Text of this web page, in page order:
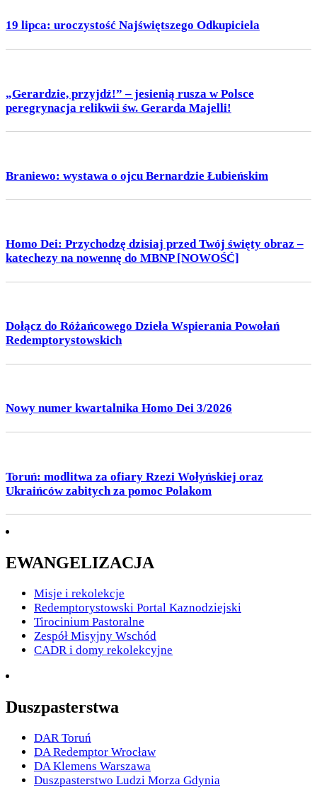
19 lipca: uroczystość Najświętszego Odkupiciela
„Gerardzie, przyjdź!” – jesienią rusza w Polsce
peregrynacja relikwii św. Gerarda Majelli!
Braniewo: wystawa o ojcu Bernardzie Łubieńskim
Homo Dei: Przychodzę dzisiaj przed Twój święty obraz –
katechezy na nowennę do MBNP [NOWOŚĆ]
Dołącz do Różańcowego Dzieła Wspierania Powołań
Redemptorystowskich
Nowy numer kwartalnika Homo Dei 3/2026
Toruń: modlitwa za ofiary Rzezi Wołyńskiej oraz
Ukraińców zabitych za pomoc Polakom
EWANGELIZACJA
Misje i rekolekcje
Redemptorystowski Portal Kaznodziejski
Tirocinium Pastoralne
Zespół Misyjny Wschód
CADR i domy rekolekcyjne
Duszpasterstwa
DAR Toruń
DA Redemptor Wrocław
DA Klemens Warszawa
Duszpasterstwo Ludzi Morza Gdynia